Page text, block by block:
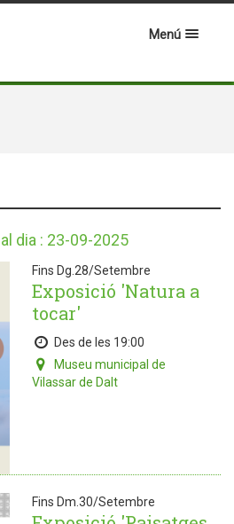
Menú
dia : 23-09-2025
Fins Dg.28/Setembre
Exposició 'Natura a
tocar'
Des de les 19:00
Museu municipal de
Vilassar de Dalt
Fins Dm.30/Setembre